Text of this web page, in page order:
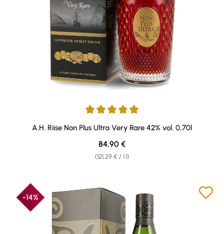
Average rating of 4.94 out of 5 stars
A.H. Riise Non Plus Ultra Very Rare 42% vol. 0,70l
(121,29 € / 1 l)
Regular price:
84,90 €
-14%